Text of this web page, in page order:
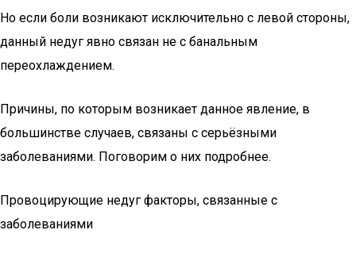
Но если боли возникают исключительно с левой стороны,
данный недуг явно связан не с банальным
переохлаждением.
Причины, по которым возникает данное явление, в
большинстве случаев, связаны с серьёзными
заболеваниями. Поговорим о них подробнее.
Провоцирующие недуг факторы, связанные с
заболеваниями